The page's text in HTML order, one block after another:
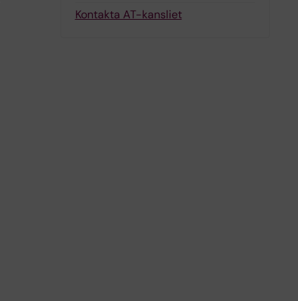
Kontakta AT-kansliet